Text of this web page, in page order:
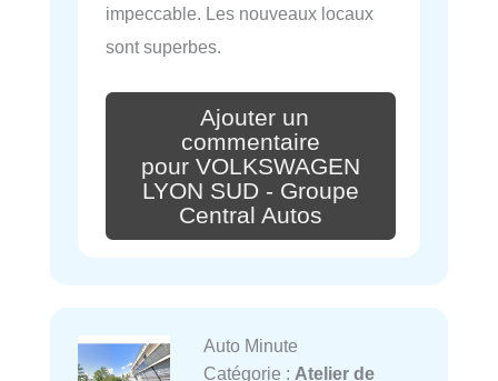
impeccable. Les nouveaux locaux
sont superbes.
Ajouter un
commentaire
pour VOLKSWAGEN
LYON SUD - Groupe
Central Autos
Auto Minute
Catégorie : Atelier de